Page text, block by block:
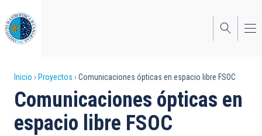
al
contenido
principal
Sobrescribir
enlaces
de
Inicio Proyectos Comunicaciones ópticas en espacio libre FSOC
Comunicaciones ópticas en
espacio libre FSOC